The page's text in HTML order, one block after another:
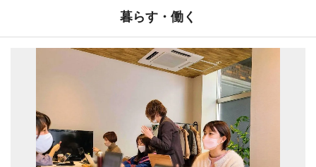
暮らす・働く